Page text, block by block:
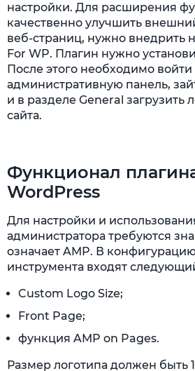
настройки. Для расширения
качественно улучшить
веб-страниц, нужно внедрить
For WP. Плагин нужно
После этого необходимо войти
административную панель,
и в разделе General загрузить
сайта.
Функционал
WordPress
Для настройки и
администратора требуются
означает AMP. В
инструмента входят
Custom Logo Size;
Front Page;
функция AMP on Pages.
Размер логотипа должен быть